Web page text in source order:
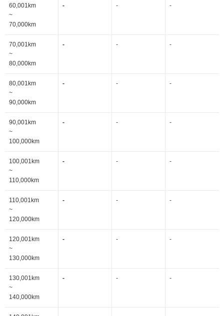
60,001km
~
70,000km
- - -
70,001km
~
80,000km
- - -
80,001km
~
90,000km
- - -
90,001km
~
100,000km
- - -
100,001km
~
110,000km
- - -
110,001km
~
120,000km
- - -
120,001km
~
130,000km
- - -
130,001km
~
140,000km
- - -